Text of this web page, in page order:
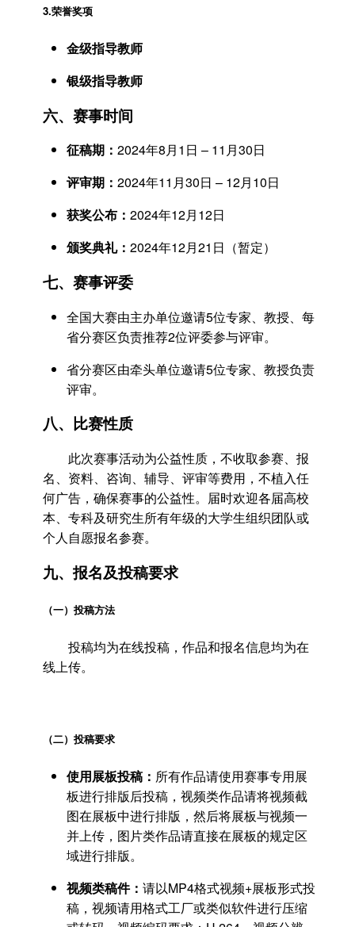
3.荣誉奖项
金级指导教师
银级指导教师
六、赛事时间
征稿期： 2024年8月1日 – 11月30日
评审期： 2024年11月30日 – 12月10日
获奖公布： 2024年12月12日
颁奖典礼： 2024年12月21日（暂定）
七、赛事评委
全国大赛由主办单位邀请5位专家、教授、每
省分赛区负责推荐2位评委参与评审。
省分赛区由牵头单位邀请5位专家、教授负责
评审。
八、比赛性质
此次赛事活动为公益性质，不收取参赛、报
名、资料、咨询、辅导、评审等费用，不植入任
何广告，确保赛事的公益性。届时欢迎各届高校
本、专科及研究生所有年级的大学生组织团队或
个人自愿报名参赛。
九、报名及投稿要求
（一）投稿方法
投稿均为在线投稿，作品和报名信息均为在
线上传。
（二）投稿要求
使用展板投稿： 所有作品请使用赛事专用展
板进行排版后投稿，视频类作品请将视频截
图在展板中进行排版，然后将展板与视频一
并上传，图片类作品请直接在展板的规定区
域进行排版。
视频类稿件： 请以MP4格式视频+展板形式投
稿，视频请用格式工厂或类似软件进行压缩